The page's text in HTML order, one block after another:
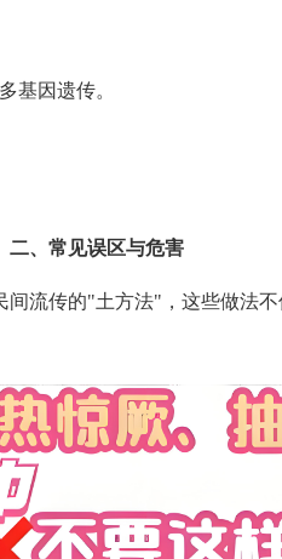
基因遗传。
二、常见误区与危害
流传的"土方法"，这些做法不